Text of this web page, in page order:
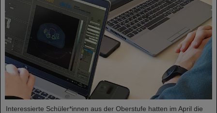
Interessierte Schüler*innen aus der Oberstufe hatten im April die